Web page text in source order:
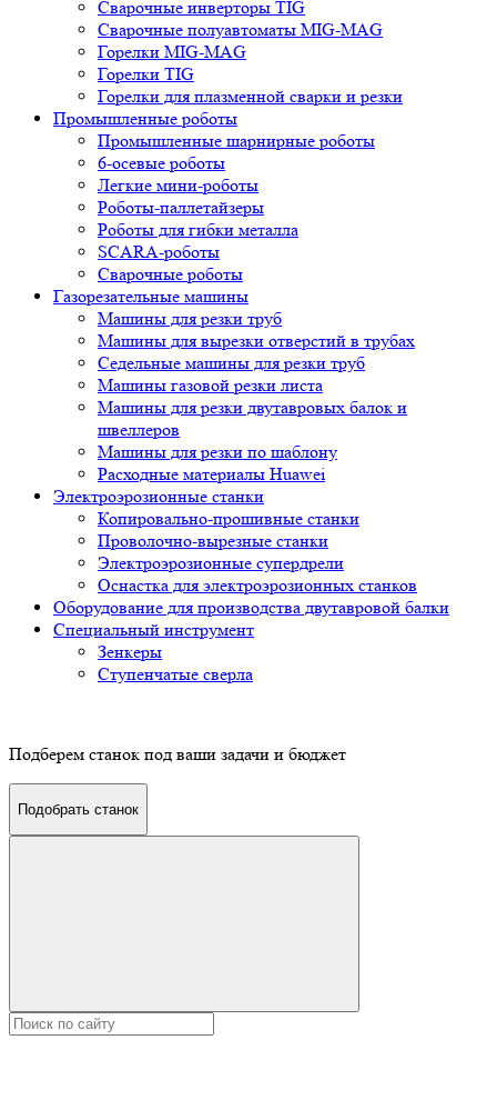
Сварочные инверторы TIG
Сварочные полуавтоматы MIG-MAG
Горелки MIG-MAG
Горелки TIG
Горелки для плазменной сварки и резки
Промышленные роботы
Промышленные шарнирные роботы
6-осевые роботы
Легкие мини-роботы
Роботы-паллетайзеры
Роботы для гибки металла
SCARA-роботы
Сварочные роботы
Газорезательные машины
Машины для резки труб
Машины для вырезки отверстий в трубах
Седельные машины для резки труб
Машины газовой резки листа
Машины для резки двутавровых балок и
швеллеров
Машины для резки по шаблону
Расходные материалы Huawei
Электроэрозионные станки
Копировально-прошивные станки
Проволочно-вырезные станки
Электроэрозионные супердрели
Оснастка для электроэрозионных станков
Оборудование для производства двутавровой балки
Специальный инструмент
Зенкеры
Ступенчатые сверла
Подберем станок под ваши задачи и бюджет
Подобрать станок